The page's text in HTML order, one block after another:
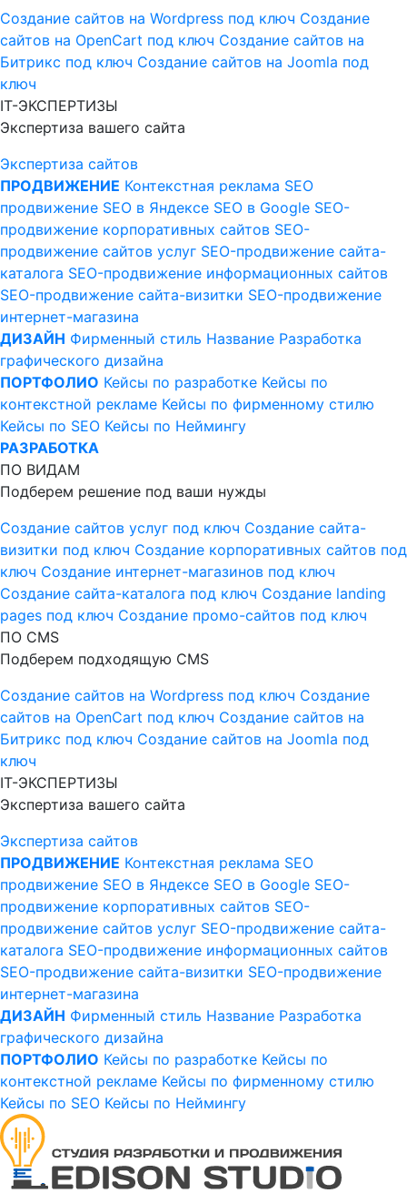
Создание сайтов на Wordpress под ключ Создание
сайтов на OpenCart под ключ Создание сайтов на
Битрикс под ключ Создание сайтов на Joomla под
ключ
IT-ЭКСПЕРТИЗЫ
Экспертиза вашего сайта
Экспертиза сайтов
ПРОДВИЖЕНИЕ Контекстная реклама SEO
продвижение SEO в Яндексе SEO в Google SEO-
продвижение корпоративных сайтов SEO-
продвижение сайтов услуг SEO-продвижение сайта-
каталога SEO-продвижение информационных сайтов
SEO-продвижение сайта-визитки SEO-продвижение
интернет-магазина
ДИЗАЙН Фирменный стиль Название Разработка
графического дизайна
ПОРТФОЛИО Кейсы по разработке Кейсы по
контекстной рекламе Кейсы по фирменному стилю
Кейсы по SEO Кейсы по Неймингу
РАЗРАБОТКА
ПО ВИДАМ
Подберем решение под ваши нужды
Создание сайтов услуг под ключ Создание сайта-
визитки под ключ Создание корпоративных сайтов под
ключ Создание интернет-магазинов под ключ
Создание сайта-каталога под ключ Создание landing
pages под ключ Создание промо-сайтов под ключ
ПО CMS
Подберем подходящую CMS
Создание сайтов на Wordpress под ключ Создание
сайтов на OpenCart под ключ Создание сайтов на
Битрикс под ключ Создание сайтов на Joomla под
ключ
IT-ЭКСПЕРТИЗЫ
Экспертиза вашего сайта
Экспертиза сайтов
ПРОДВИЖЕНИЕ Контекстная реклама SEO
продвижение SEO в Яндексе SEO в Google SEO-
продвижение корпоративных сайтов SEO-
продвижение сайтов услуг SEO-продвижение сайта-
каталога SEO-продвижение информационных сайтов
SEO-продвижение сайта-визитки SEO-продвижение
интернет-магазина
ДИЗАЙН Фирменный стиль Название Разработка
графического дизайна
ПОРТФОЛИО Кейсы по разработке Кейсы по
контекстной рекламе Кейсы по фирменному стилю
Кейсы по SEO Кейсы по Неймингу